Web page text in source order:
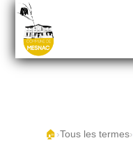
🏠›Tous les termes›